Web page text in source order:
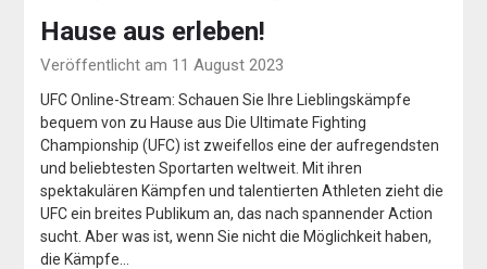
Hause aus erleben!
Veröffentlicht am 11 August 2023
UFC Online-Stream: Schauen Sie Ihre Lieblingskämpfe
bequem von zu Hause aus Die Ultimate Fighting
Championship (UFC) ist zweifellos eine der aufregendsten
und beliebtesten Sportarten weltweit. Mit ihren
spektakulären Kämpfen und talentierten Athleten zieht die
UFC ein breites Publikum an, das nach spannender Action
sucht. Aber was ist, wenn Sie nicht die Möglichkeit haben,
die Kämpfe…